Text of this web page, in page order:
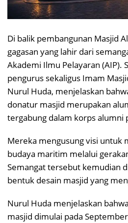
Di balik pembangunan Masjid
gagasan yang lahir dari
Akademi Ilmu Pelayaran (AIP).
pengurus sekaligus Imam
Nurul Huda, menjelaskan
donatur masjid merupakan
tergabung dalam korps alumni
Mereka mengusung visi untuk
budaya maritim melalui
Semangat tersebut kemudian
bentuk desain masjid yang
Nurul Huda menjelaskan
masjid dimulai pada